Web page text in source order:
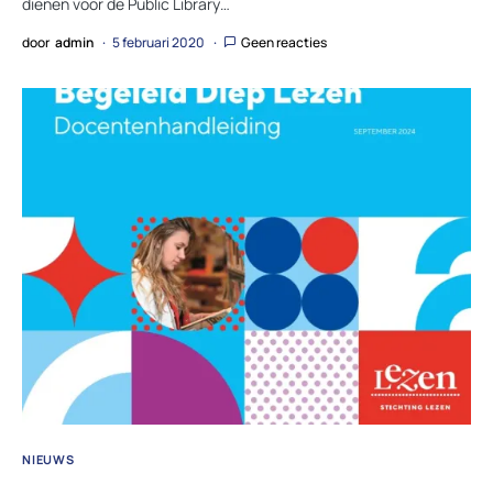
door admin 5 februari 2020 Geen reacties
NIEUWS